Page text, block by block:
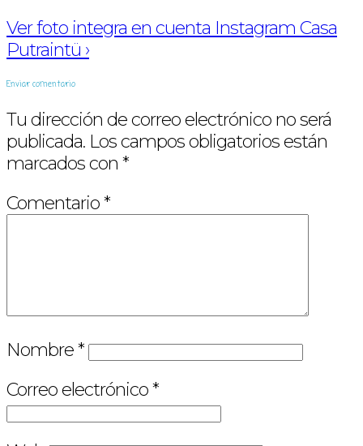
Ver foto integra en cuenta Instagram Casa
Putraintü ›
Enviar comentario
Tu dirección de correo electrónico no será
publicada. Los campos obligatorios están
marcados con *
Comentario*
Nombre*
Correo electrónico*